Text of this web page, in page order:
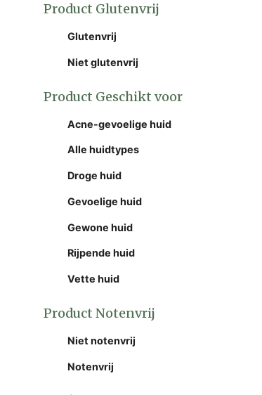
Product Glutenvrij
Glutenvrij
Niet glutenvrij
Product Geschikt voor
Acne-gevoelige huid
Alle huidtypes
Droge huid
Gevoelige huid
Gewone huid
Rijpende huid
Vette huid
Product Notenvrij
Niet notenvrij
Notenvrij